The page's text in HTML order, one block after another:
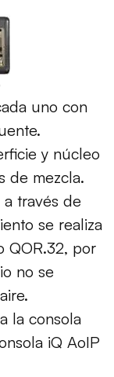
uno con
y núcleo
de mezcla.
través de
se realiza
QOR.32, por
no se
la consola
iQ AoIP